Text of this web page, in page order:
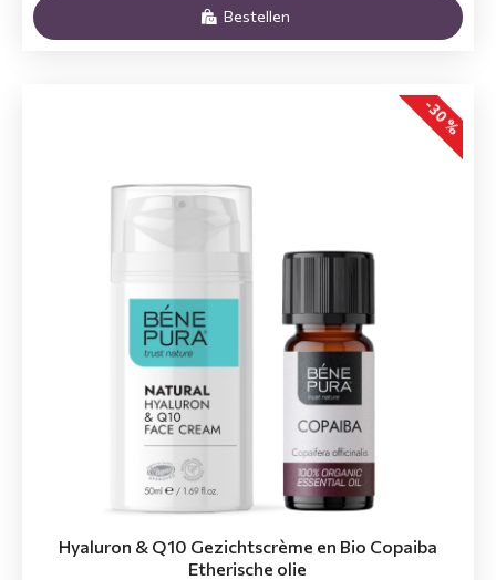
Bestellen
-30 %
Hyaluron & Q10 Gezichtscrème en Bio Copaiba
Etherische olie